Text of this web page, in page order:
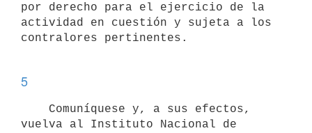
por derecho para el ejercicio de la
actividad en cuestión y sujeta a los
contralores pertinentes.
5
vuelva al Instituto Nacional de